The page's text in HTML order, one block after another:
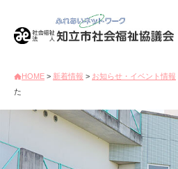
HOME > 新着情報 > お知らせ・イベント情報
た